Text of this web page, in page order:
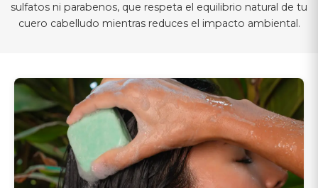
sulfatos ni parabenos, que respeta el equilibrio natural de tu
cuero cabelludo mientras reduces el impacto ambiental.